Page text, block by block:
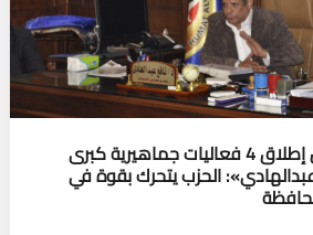
حماة وطن الجيزة يعلن إطلاق 4 فعاليات جماهيرية كبرى
الحزب يتحرك بقوة في